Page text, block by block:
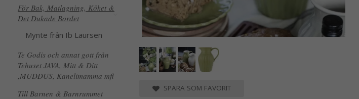
För Bak, Matlagning, Köket &
Det Dukade Bordet
Mynte från Ib Laursen
Te Godis och annat gott från
Tehuset JAVA, Mitt & Ditt
,MUDDUS, Kanelimamma mfl
Till Barnen & Barnrummet
SPARA SOM FAVORIT